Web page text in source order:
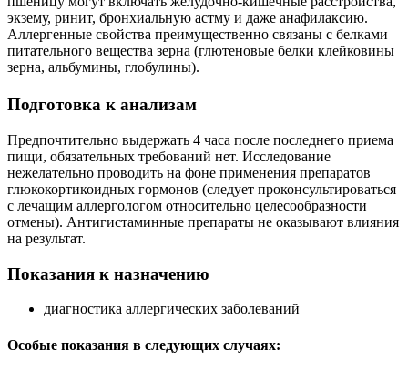
экзему, ринит, бронхиальную астму и даже анафилаксию.
Аллергенные свойства преимущественно связаны с белками
питательного вещества зерна (глютеновые белки клейковины
зерна, альбумины, глобулины).
Подготовка к анализам
Предпочтительно выдержать 4 часа после последнего приема
пищи, обязательных требований нет. Исследование
нежелательно проводить на фоне применения препаратов
глюкокортикоидных гормонов (следует проконсультироваться
с лечащим аллергологом относительно целесообразности
отмены). Антигистаминные препараты не оказывают влияния
на результат.
Показания к назначению
диагностика аллергических заболеваний
Особые показания в следующих случаях: